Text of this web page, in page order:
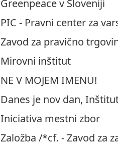
Greenpeace v Sloveniji
PIC - Pravni center za
Zavod za pravično
Mirovni inštitut
NE V MOJEM IMENU!
Danes je nov dan,
Iniciativa mestni zbor
Založba /*cf. - Zavod za